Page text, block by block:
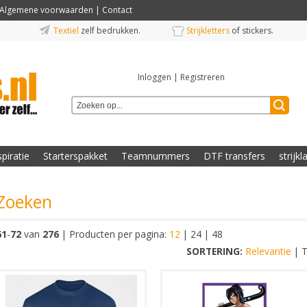
Algemene voorwaarden | Contact
Textiel zelf bedrukken. Strijkletters of stickers.
Inloggen | Registreren
Starterspakket Teamnummers DTF transfers
-72 van 276 | Producten per pagina: 12 | 24 | 48
SORTERING: Relevantie |